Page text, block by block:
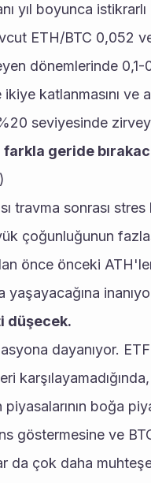
yıl boyunca
ETH/BTC 0,052
dönemlerinde 0,1-
ikiye katlanmasını
seviyesinde
farkla geride
travma sonrası
çoğunluğunun
önce önceki
düşecek.
dayanıyor.
boğa
göstermesine ve
da çok daha